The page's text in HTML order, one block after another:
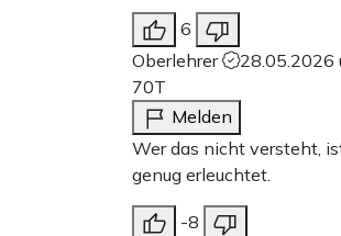
6
Oberlehrer
28.05.2026
70T
Melden
Wer das nicht versteht,
genug erleuchtet.
-8